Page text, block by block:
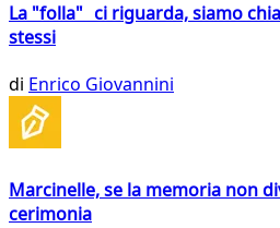
La "folla" ci riguarda, siamo
stessi
di Enrico Giovannini
Marcinelle, se la memoria non
cerimonia